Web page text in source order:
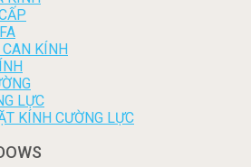
CAN KÍNH
LỰC
KÍNH CƯỜNG LỰC